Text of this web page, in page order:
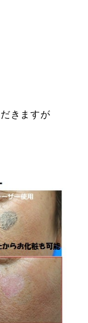
きますが